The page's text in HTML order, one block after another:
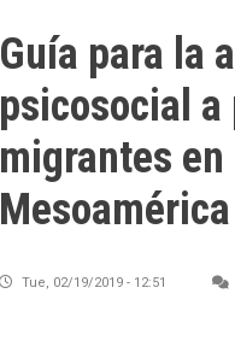
Guía para la
psicosocial a
migrantes en
Mesoamérica
Tue, 02/19/2019 - 12:51